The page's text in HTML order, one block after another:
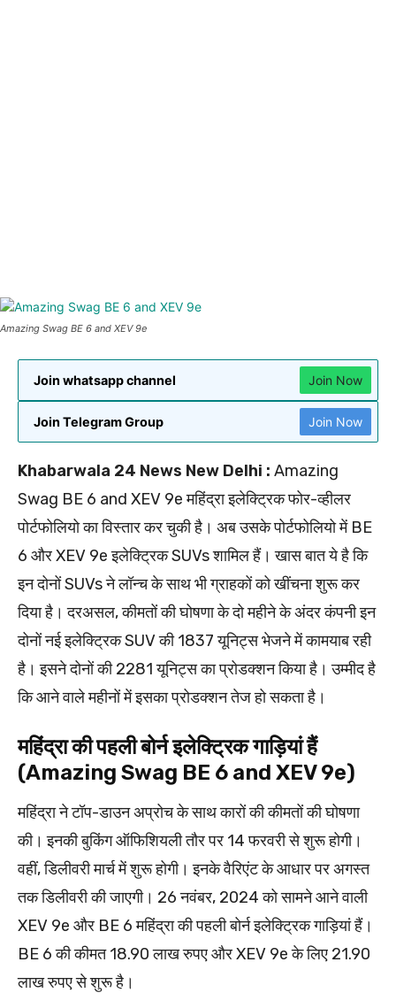
Amazing Swag BE 6 and XEV 9e
Join whatsapp channel Join Now
Join Telegram Group Join Now
Khabarwala 24 News New Delhi : Amazing
Swag BE 6 and XEV 9e महिंद्रा इलेक्ट्रिक फोर-व्हीलर
पोर्टफोलियो का विस्तार कर चुकी है। अब उसके पोर्टफोलियो में BE
6 और XEV 9e इलेक्ट्रिक SUVs शामिल हैं। खास बात ये है कि
इन दोनों SUVs ने लॉन्च के साथ भी ग्राहकों को खींचना शुरू कर
दिया है। दरअसल, कीमतों की घोषणा के दो महीने के अंदर कंपनी इन
दोनों नई इलेक्ट्रिक SUV की 1837 यूनिट्स भेजने में कामयाब रही
है। इसने दोनों की 2281 यूनिट्स का प्रोडक्शन किया है। उम्मीद है
कि आने वाले महीनों में इसका प्रोडक्शन तेज हो सकता है।
महिंद्रा की पहली बोर्न इलेक्ट्रिक गाड़ियां हैं
(Amazing Swag BE 6 and XEV 9e)
महिंद्रा ने टॉप-डाउन अप्रोच के साथ कारों की कीमतों की घोषणा
की। इनकी बुकिंग ऑफिशियली तौर पर 14 फरवरी से शुरू होगी।
वहीं, डिलीवरी मार्च में शुरू होगी। इनके वैरिएंट के आधार पर अगस्त
तक डिलीवरी की जाएगी। 26 नवंबर, 2024 को सामने आने वाली
XEV 9e और BE 6 महिंद्रा की पहली बोर्न इलेक्ट्रिक गाड़ियां हैं।
BE 6 की कीमत 18.90 लाख रुपए और XEV 9e के लिए 21.90
लाख रुपए से शुरू है।